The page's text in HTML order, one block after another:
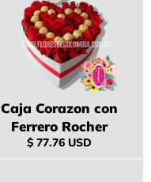
Caja Corazon con
Ferrero Rocher
Precio
habitual
$ 77.76 USD